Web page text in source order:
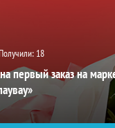
18
первый заказ на